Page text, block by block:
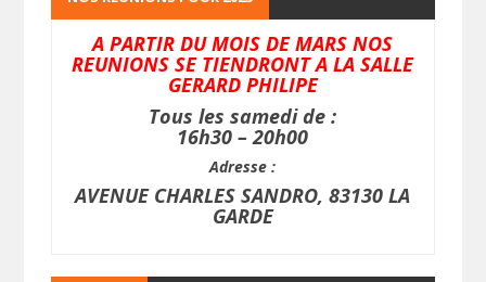
A PARTIR DU MOIS DE MARS NOS
REUNIONS SE TIENDRONT A LA SALLE
GERARD PHILIPE
Tous les samedi de :
16h30 – 20h00
Adresse :
AVENUE CHARLES SANDRO, 83130 LA
GARDE